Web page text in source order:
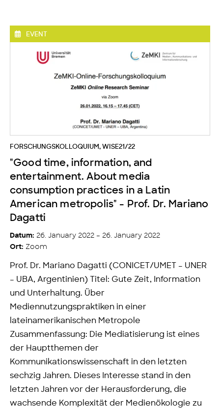
EVENT
FORSCHUNGSKOLLOQUIUM, WISE21/22
"Good time, information, and
entertainment. About media
consumption practices in a Latin
American metropolis" - Prof. Dr. Mariano
Dagatti
Datum: 26. January 2022 – 26. January 2022
Ort: Zoom
Prof. Dr. Mariano Dagatti (CONICET/UMET – UNER
– UBA, Argentinien) Titel: Gute Zeit, Information
und Unterhaltung. Über
Mediennutzungspraktiken in einer
lateinamerikanischen Metropole
Zusammenfassung: Die Mediatisierung ist eines
der Hauptthemen der
Kommunikationswissenschaft in den letzten
sechzig Jahren. Dieses Interesse stand in den
letzten Jahren vor der Herausforderung, die
wachsende Komplexität der Medienökologie zu